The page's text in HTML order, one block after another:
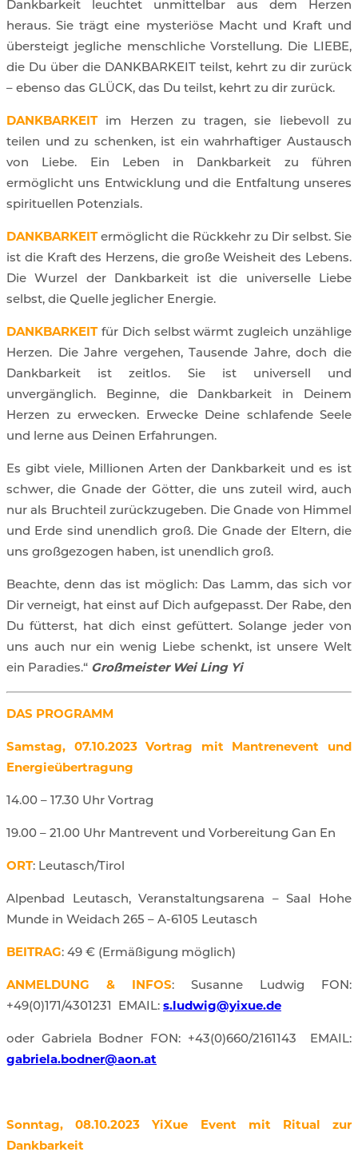
Dankbarkeit leuchtet unmittelbar aus dem Herzen
heraus. Sie trägt eine mysteriöse Macht und Kraft und
übersteigt jegliche menschliche Vorstellung. Die LIEBE,
die Du über die DANKBARKEIT teilst, kehrt zu dir zurück
– ebenso das GLÜCK, das Du teilst, kehrt zu dir zurück.
DANKBARKEIT
im Herzen zu tragen, sie liebevoll zu
teilen und zu schenken, ist ein wahrhaftiger Austausch
von Liebe. Ein Leben in Dankbarkeit zu führen
ermöglicht uns Entwicklung und die Entfaltung unseres
spirituellen Potenzials.
DANKBARKEIT ermöglicht die Rückkehr zu Dir selbst. Sie
ist die Kraft des Herzens, die große Weisheit des Lebens.
Die Wurzel der Dankbarkeit ist die universelle Liebe
selbst, die Quelle jeglicher Energie.
DANKBARKEIT für Dich selbst wärmt zugleich unzählige
Herzen. Die Jahre vergehen, Tausende Jahre, doch die
Dankbarkeit ist zeitlos. Sie ist universell und
unvergänglich. Beginne, die Dankbarkeit in Deinem
Herzen zu erwecken. Erwecke Deine schlafende Seele
und lerne aus Deinen Erfahrungen.
Es gibt viele, Millionen Arten der Dankbarkeit und es ist
schwer, die Gnade der Götter, die uns zuteil wird, auch
nur als Bruchteil zurückzugeben. Die Gnade von Himmel
und Erde sind unendlich groß. Die Gnade der Eltern, die
uns großgezogen haben, ist unendlich groß.
Beachte, denn das ist möglich: Das Lamm, das sich vor
Dir verneigt, hat einst auf Dich aufgepasst. Der Rabe, den
Du fütterst, hat dich einst gefüttert. Solange jeder von
uns auch nur ein wenig Liebe schenkt, ist unsere Welt
ein Paradies.“ Großmeister Wei Ling Yi
DAS PROGRAMM
Samstag, 07.10.2023 Vortrag mit Mantrenevent und
Energieübertragung
14.00 – 17.30 Uhr Vortrag
19.00 – 21.00 Uhr Mantrevent und Vorbereitung Gan En
ORT : Leutasch/Tirol
Alpenbad Leutasch, Veranstaltungsarena – Saal Hohe
Munde in Weidach 265 – A-6105 Leutasch
BEITRAG: 49 € (Ermäßigung möglich)
ANMELDUNG & INFOS:
Susanne Ludwig FON:
+49(0)171/4301231
EMAIL: s.ludwig@yixue.de
oder Gabriela Bodner FON: +43(0)660/2161143
EMAIL:
gabriela.bodner@aon.at
Sonntag, 08.10.2023 YiXue Event mitRitual zur
Dankbarkeit